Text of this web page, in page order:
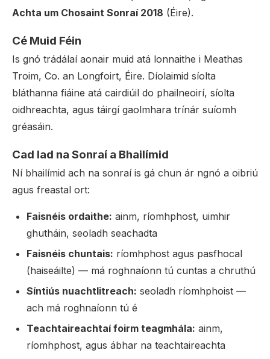
Achta um Chosaint Sonraí 2018 (Éire).
Cé Muid Féin
Is gnó trádálaí aonair muid atá lonnaithe i Meathas
Troim, Co. an Longfoirt, Éire. Díolaimid síolta
bláthanna fiáine atá cairdiúil do phailneoirí, síolta
oidhreachta, agus táirgí gaolmhara trínár suíomh
gréasáin.
Cad Iad na Sonraí a Bhailímid
Ní bhailímid ach na sonraí is gá chun ár ngnó a oibriú
agus freastal ort:
Faisnéis ordaithe: ainm, ríomhphost, uimhir
ghutháin, seoladh seachadta
Faisnéis chuntais: ríomhphost agus pasfhocal
(haiseáilte) — má roghnaíonn tú cuntas a chruthú
Síntiús nuachtlitreach: seoladh ríomhphoist —
ach má roghnaíonn tú é
Teachtaireachtaí foirm teagmhála: ainm,
ríomhphost, agus ábhar na teachtaireachta